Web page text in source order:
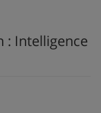
: Intelligence